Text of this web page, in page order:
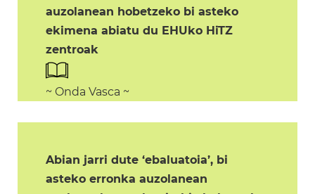
auzolanean hobetzeko bi asteko
ekimena abiatu du EHUko HiTZ
zentroak
~ Onda Vasca ~
Abian jarri dute ‘ebaluatoia’, bi
asteko erronka auzolanean